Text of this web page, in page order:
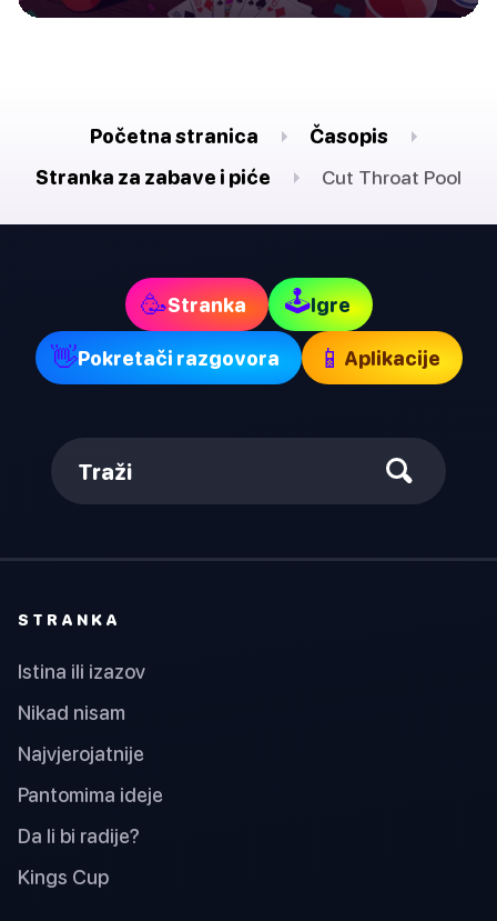
Početna stranica
Časopis
Stranka za zabave i piće
Cut Throat Pool
🥳Stranka 🕹Igre
👋Pokretači razgovora 📱 Aplikacije
Traži
STRANKA
Istina ili izazov
Nikad nisam
Najvjerojatnije
Pantomima ideje
Da li bi radije?
Kings Cup